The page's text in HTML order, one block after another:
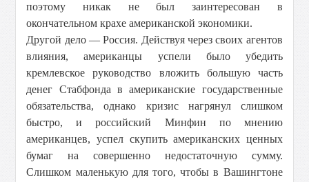
поэтому никак не был заинтересован в
окончательном крахе американской экономики.
Другой дело — Россия. Действуя через своих агентов
влияния, американцы успели было убедить
кремлевское руководство вложить большую часть
денег Стабфонда в американские государственные
обязательства, однако кризис нагрянул слишком
быстро, и российский Минфин по мнению
американцев, успел скупить американских ценных
бумаг на совершенно недостаточную сумму.
Слишком маленькую для того, чтобы в Вашингтоне